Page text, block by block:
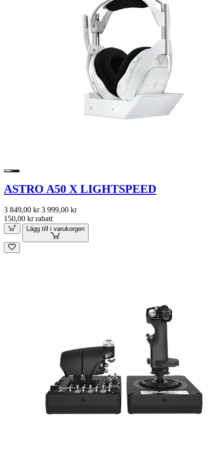
ASTRO A50 X LIGHTSPEED
3 849,00 kr 3 999,00 kr
150,00 kr rabatt
Lägg till i varukorgen